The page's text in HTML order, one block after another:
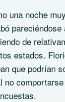
una noche
de
estados.
que podrían
no